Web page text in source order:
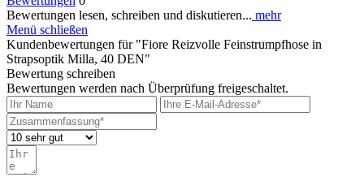
Bewertungen lesen, schreiben und diskutieren... mehr
Menü schließen
Kundenbewertungen für "Fiore Reizvolle Feinstrumpfhose in
Strapsoptik Milla, 40 DEN"
Bewertung schreiben
Bewertungen werden nach Überprüfung freigeschaltet.